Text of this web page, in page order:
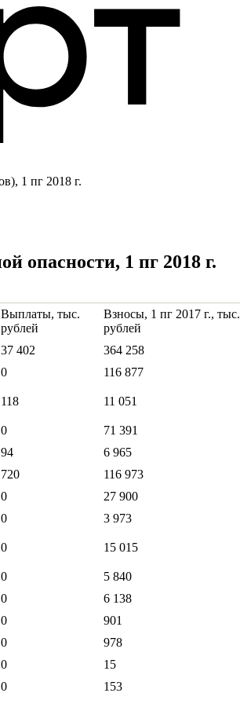
1 пг 2018 г.
опасности, 1 пг 2018 г.
Выплаты, тыс.
рублей
Взносы, 1 пг 2017 г., тыс.
рублей
37 402 364 258
0 116 877
118 11 051
0 71 391
94 6 965
720 116 973
0 27 900
0 3 973
0 15 015
0 5 840
0 6 138
0 901
0 978
0 15
0 153